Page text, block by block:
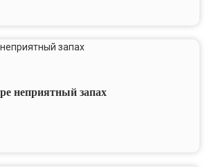
неприятный запах